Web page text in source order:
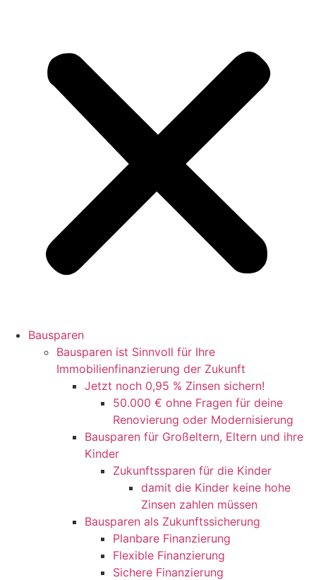
Bausparen
Bausparen ist Sinnvoll für Ihre
Immobilienfinanzierung der Zukunft
Jetzt noch 0,95 % Zinsen sichern!
50.000 € ohne Fragen für deine
Renovierung oder Modernisierung​
Bausparen für Großeltern, Eltern und ihre
Kinder
Zukunftssparen für die Kinder
damit die Kinder keine hohe
Zinsen zahlen müssen
Bausparen als Zukunftssicherung​​
Planbare Finanzierung
Flexible Finanzierung
Sichere Finanzierung